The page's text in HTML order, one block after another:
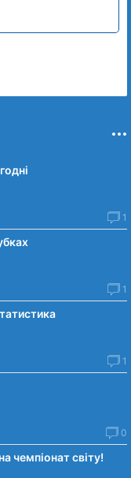
1
1
1
0
чемпіонат світу!